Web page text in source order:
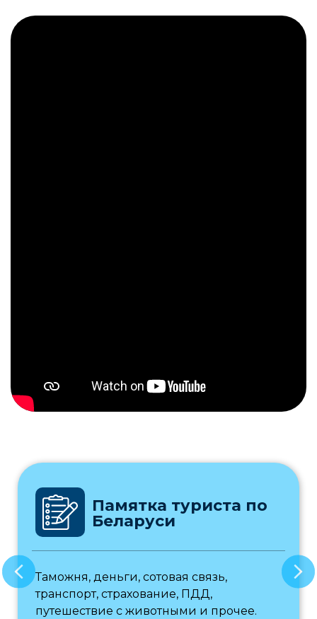
Памятка туриста по
Беларуси
Таможня, деньги, сотовая связь,
транспорт, страхование, ПДД,
путешествие с животными и прочее.